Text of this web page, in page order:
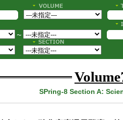
〜
SPring-8 Section A: